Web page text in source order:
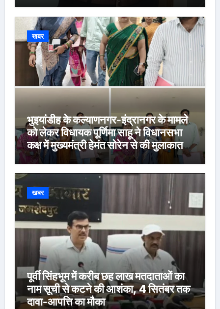
खबर
भुइयांडीह के कल्याणनगर-इंद्रानगर के मामले
को लेकर विधायक पूर्णिमा साहू ने विधानसभा
कक्ष में मुख्यमंत्री हेमंत सोरेन से की मुलाकात,
कार्रवाई स्थगित करने व पुनर्वास की रखी मांग,
बस्तीवासी भी रहे मौजूद
खबर
पूर्वी सिंहभूम में करीब छह लाख मतदाताओं का
नाम सूची से कटने की आशंका, 4 सितंबर तक
दावा-आपत्ति का मौका